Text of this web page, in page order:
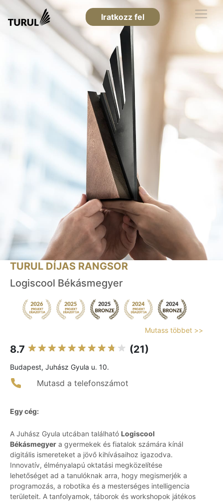
Iratkozz fel
TURUL DÍJAS RANGSOR
Logiscool Békásmegyer
Mutass többet >>
8.7 (21)
Budapest, Juhász Gyula u. 10.
Mutasd a telefonszámot
Egy cég:
A Juhász Gyula utcában található Logiscool
Békásmegyer a gyermekek és fiatalok számára kínál
digitális ismereteket a jövő kihívásaihoz igazodva.
Innovatív, élményalapú oktatási megközelítése
lehetőséget ad a tanulóknak arra, hogy megismerjék a
programozás, a robotika és a mesterséges intelligencia
területeit. A tanfolyamok, táborok és workshopok játékos